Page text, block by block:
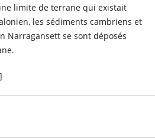
limite de terrane qui existait
les sédiments cambriens et
Narragansett se sont déposés